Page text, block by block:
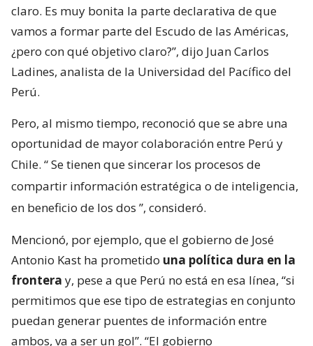
claro. Es muy bonita la parte declarativa de que
vamos a formar parte del Escudo de las Américas,
¿pero con qué objetivo claro?”, dijo Juan Carlos
Ladines, analista de la Universidad del Pacífico del
Perú.
Pero, al mismo tiempo, reconoció que se abre una
oportunidad de mayor colaboración entre Perú y
Chile. “Se tienen que sincerar los procesos de
compartir información estratégica o de inteligencia,
en beneficio de los dos ”, consideró.
Mencionó, por ejemplo, que el gobierno de José
Antonio Kast ha prometido una política dura en la
frontera y, pese a que Perú no está en esa línea, “si
permitimos que ese tipo de estrategias en conjunto
puedan generar puentes de información entre
ambos, va a ser un gol”. “El gobierno